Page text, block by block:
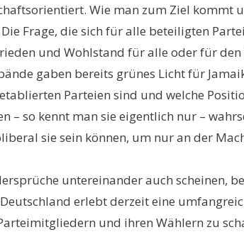
Wie man zum Ziel kommt
Frage, die sich für alle beteiligten
und Wohlstand für alle oder für
gaben bereits grünes Licht für
Parteien sind und welche
– so kennt man sie eigentlich nur –
sie sein können, um nur an der
untereinander auch scheinen,
erlebt derzeit eine
und ihren Wählern zu